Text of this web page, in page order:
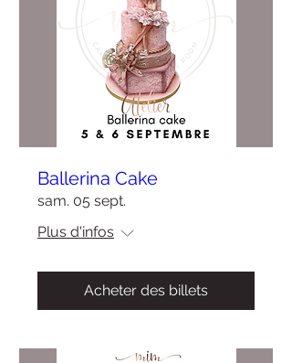
Ballerina Cake
sam. 05 sept.
Plus d'infos
Acheter des billets